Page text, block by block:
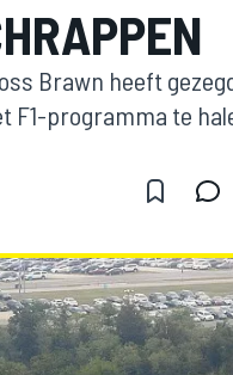
Brawn heeft
F1-programma te